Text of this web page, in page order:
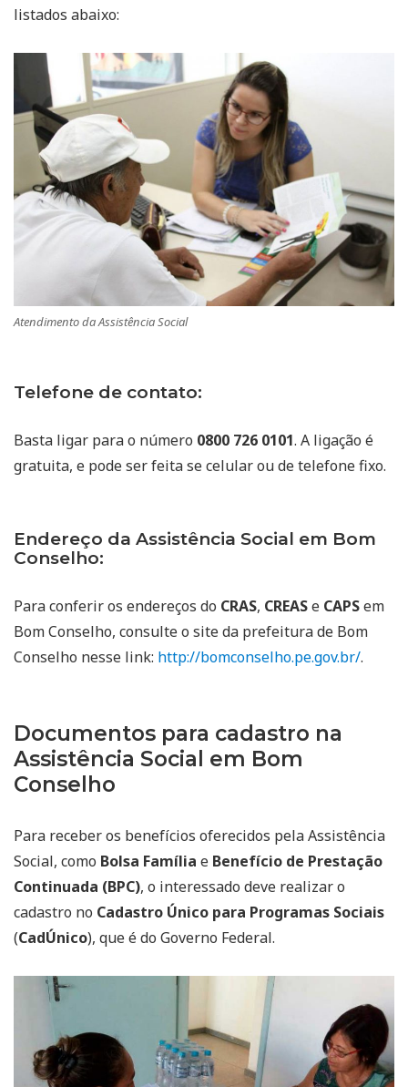
listados abaixo:
Atendimento da Assistência Social
Telefone de contato:
Basta ligar para o número 0800 726 0101. A ligação é
gratuita, e pode ser feita se celular ou de telefone fixo.
Endereço da Assistência Social em Bom
Conselho:
Para conferir os endereços do CRAS, CREASe CAPSem
Bom Conselho, consulte o site da prefeitura de Bom
Conselho nesse link: http://bomconselho.pe.gov.br/.
Documentos para cadastro na
Assistência Social em Bom
Conselho
Para receber os benefícios oferecidos pela Assistência
Social, como Bolsa Família e Benefício de Prestação
Continuada (BPC), o interessado deve realizar o
cadastro no Cadastro Único para Programas Sociais
(CadÚnico), que é do Governo Federal.